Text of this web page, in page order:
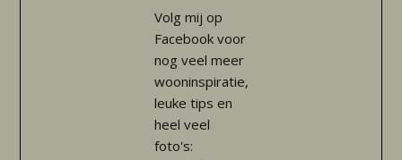
Volg mij op
Facebook voor
nog veel meer
wooninspiratie,
leuke tips en
heel veel
foto's: